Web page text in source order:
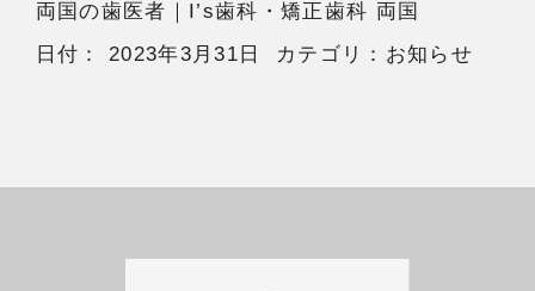
両国の歯医者 ｜I’s歯科・矯正歯科 両国
日付：2023年3月31日 カテゴリ： お知らせ